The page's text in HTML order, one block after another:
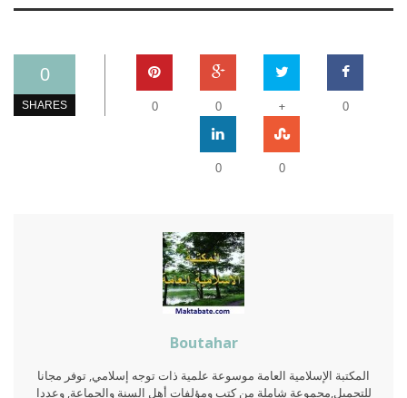
0
SHARES 0
+
0
0
0
0
Boutahar
المكتبة الإسلامية العامة موسوعة علمية ذات توجه إسلامي, توفر مجانا
للتحميل,مجموعة شاملة من كتب ومؤلفات أهل السنة والجماعة, وعددا